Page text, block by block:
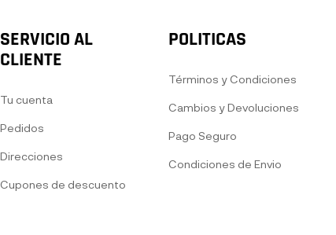
SERVICIO AL
CLIENTE
Tu cuenta
Pedidos
Direcciones
Cupones de descuento
POLITICAS
Términos y Condiciones
Cambios y Devoluciones
Pago Seguro
Condiciones de Envio